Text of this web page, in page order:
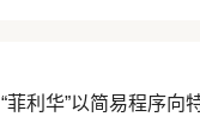
“菲利华”以简易程序向